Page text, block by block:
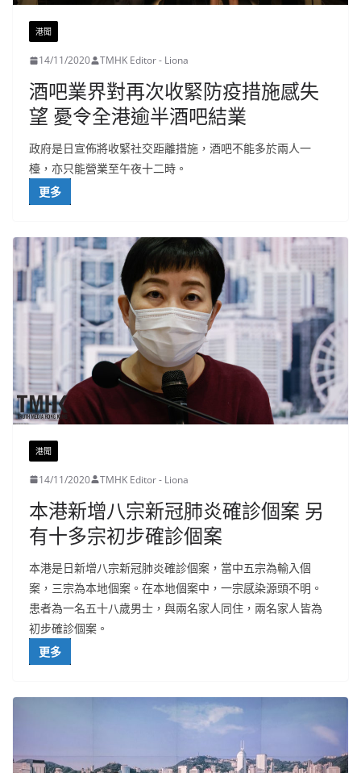
港聞
14/11/2020 TMHK Editor - Liona
酒吧業界對再次收緊防疫措施感失
望 憂令全港逾半酒吧結業
政府是日宣佈將收緊社交距離措施，酒吧不能多於兩人一
檯，亦只能營業至午夜十二時。
更多
港聞
14/11/2020 TMHK Editor - Liona
本港新增八宗新冠肺炎確診個案 另
有十多宗初步確診個案
本港是日新增八宗新冠肺炎確診個案，當中五宗為輸入個
案，三宗為本地個案。在本地個案中，一宗感染源頭不明。
患者為一名五十八歲男士，與兩名家人同住，兩名家人皆為
初步確診個案。
更多